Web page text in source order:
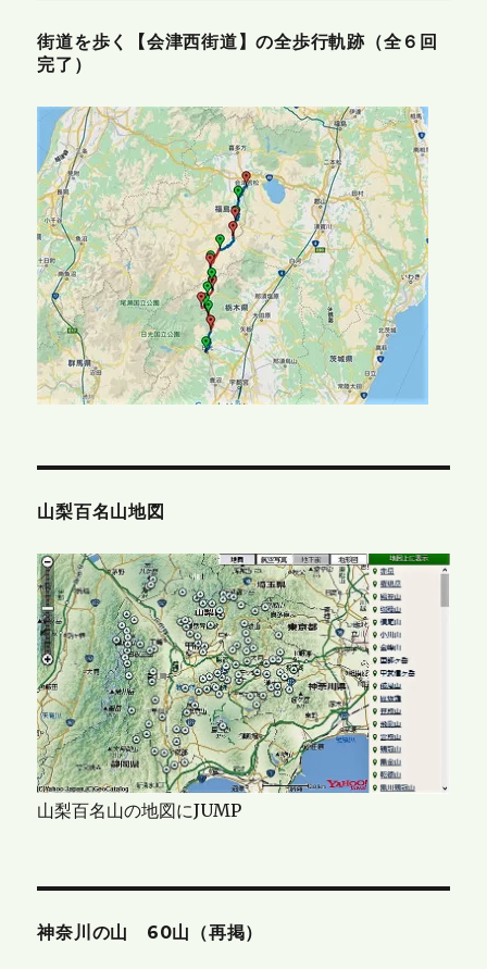
街道を歩く【会津西街道】の全歩行軌跡（全６回
完了）
山梨百名山地図
山梨百名山の地図にJUMP
神奈川の山 60山（再掲）